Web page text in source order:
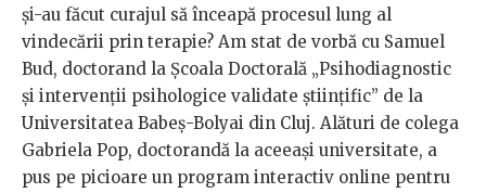
și-au făcut curajul să înceapă procesul lung al
vindecării prin terapie? Am stat de vorbă cu Samuel
Bud, doctorand la Școala Doctorală „Psihodiagnostic
și intervenții psihologice validate științific” de la
Universitatea Babeș-Bolyai din Cluj. Alături de colega
Gabriela Pop, doctorandă la aceeași universitate, a
pus pe picioare un program interactiv online pentru